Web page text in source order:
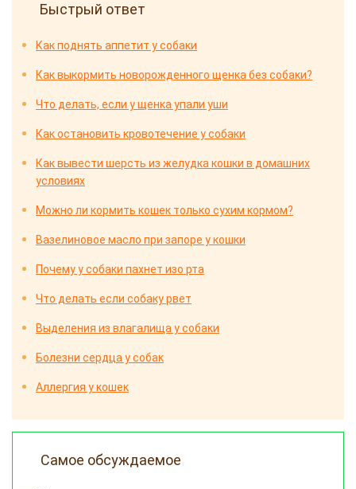
Быстрый ответ
Как поднять аппетит у собаки
Как выкормить новорожденного щенка без собаки?
Что делать, если у щенка упали уши
Как остановить кровотечение у собаки
Как вывести шерсть из желудка кошки в домашних
условиях
Можно ли кормить кошек только сухим кормом?
Вазелиновое масло при запоре у кошки
Почему у собаки пахнет изо рта
Что делать если собаку рвет
Выделения из влагалища у собаки
Болезни сердца у собак
Аллергия у кошек
Самое обсуждаемое